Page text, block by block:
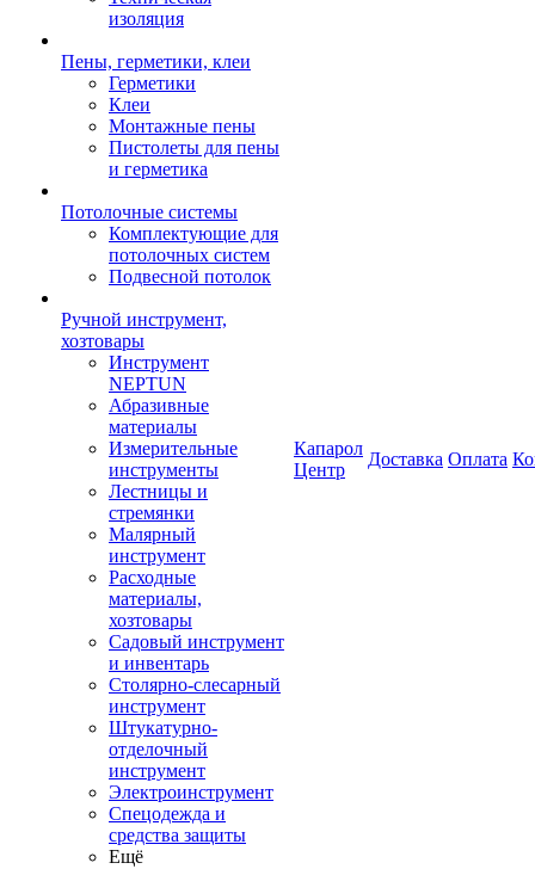
изоляция
Пены, герметики, клеи
Герметики
Клеи
Монтажные пены
Пистолеты для пены
и герметика
Потолочные системы
Комплектующие для
потолочных систем
Подвесной потолок
Ручной инструмент,
хозтовары
Инструмент
NEPTUN
Абразивные
материалы
Измерительные
инструменты
Лестницы и
стремянки
Малярный
инструмент
Расходные
материалы,
хозтовары
Садовый инструмент
и инвентарь
Столярно-слесарный
инструмент
Штукатурно-
отделочный
инструмент
Электроинструмент
Спецодежда и
средства защиты
Ещё
Капарол
Центр
Доставка Оплата